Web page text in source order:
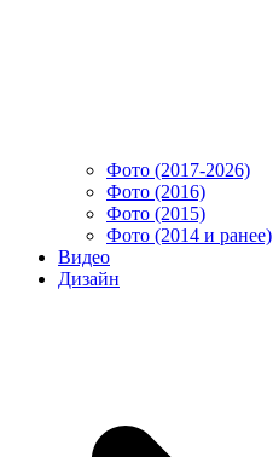
Фото (2017-2026)
Фото (2016)
Фото (2015)
Фото (2014 и ранее)
Видео
Дизайн